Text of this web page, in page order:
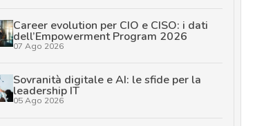
Career evolution per CIO e CISO: i dati
dell’Empowerment Program 2026
07 Ago 2026
Sovranità digitale e AI: le sfide per la
leadership IT
05 Ago 2026